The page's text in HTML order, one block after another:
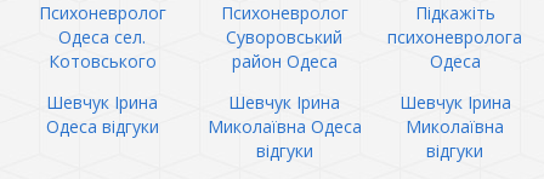
Психоневролог
Одеса сел.
Котовського
Психоневролог
Суворовський
район Одеса
Підкажіть
психоневролога
Одеса
Шевчук Ірина
Одеса відгуки
Шевчук Ірина
Миколаївна Одеса
відгуки
Шевчук Ірина
Миколаївна
відгуки